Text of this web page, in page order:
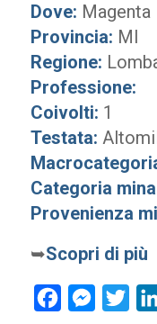
Dove: Magenta
Provincia: MI
Regione:
Professione:
Coivolti: 1
Testata:
Categoria
Provenienza
➥Scopri di più
Facebook